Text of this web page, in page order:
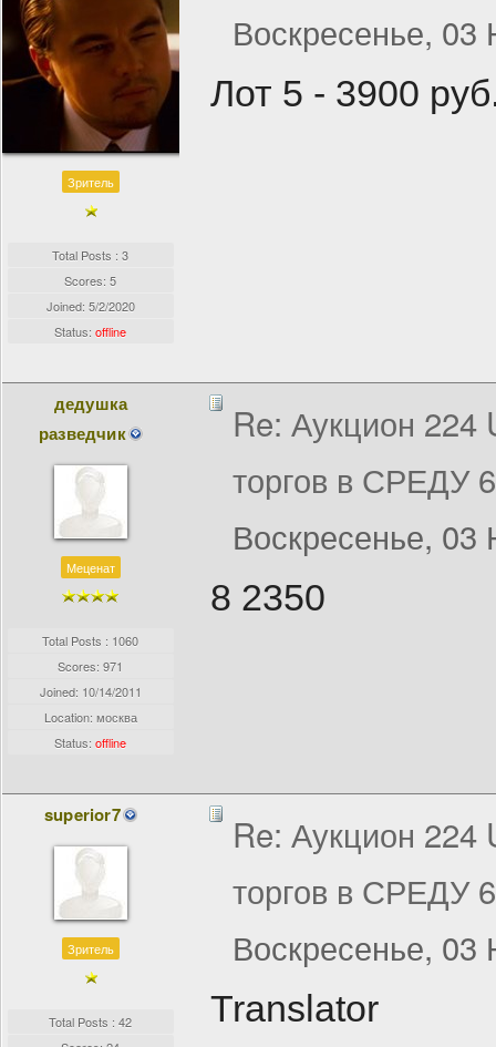
Зритель
Total Posts : 3
Scores: 5
Joined: 5/2/2020
Status:offline
Воскресенье,
Лот 5 - 3900
дедушка
разведчик
Меценат
Total Posts : 1060
Scores: 971
Joined: 10/14/2011
Location: москва
Status:offline
Re: Аукцион 224
торгов в СРЕДУ
Воскресенье,
8 2350
superior7
Зритель
Total Posts : 42
Re: Аукцион 224
торгов в СРЕДУ
Воскресенье,
Translator